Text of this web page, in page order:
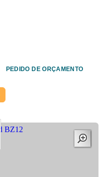
PEDIDO DE ORÇAMENTO